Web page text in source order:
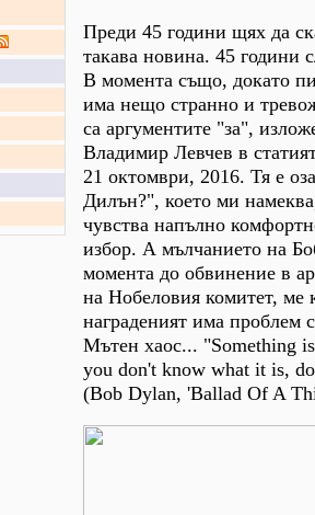
Преди 45 години щях да
такава новина. 45
В момента също, докато
има нещо странно и
са аргументите "за",
Владимир Левчев в
21 октомври, 2016. Тя е
Дилън?", което ми
чувства напълно
избор. А мълчанието на
момента до обвинение в
на Нобеловия комитет, ме
награденият има проблем
Мътен хаос... "Something
you don't know what it is,
(Bob Dylan, 'Ballad Of A